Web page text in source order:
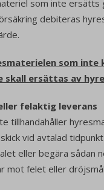
som inte ersätts
debiteras
som inte
skall ersättas av
felaktig leverans
tillhandahåller
vid avtalad
eller begära sådan
mot felet eller